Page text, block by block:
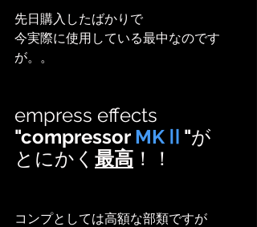
先日購入したばかりで
今実際に使用している最中なのです
が。。
empress effects
"compressor MKⅡ "が
とにかく 最高 ！！
コンプとしては高額な部類ですが